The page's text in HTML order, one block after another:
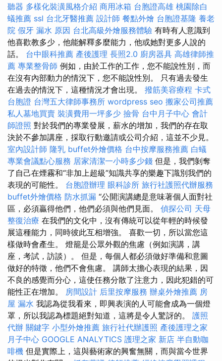
聽器 多樣化裝潢風格介紹 商用冰箱 台胞證高雄 桃園除白
蟻推薦 ssl 台北牙醫推薦 設計師 餐點外燴 台胞證基隆 養老
院 假牙 漏水 原因 台北高級外燴服務體驗 有時有人意識到
他喜歡教多少，他能解釋多麼能力，他或她對更多人說的
話。 台中眼科推薦 產後護理 長照2.0 廚房器具 高雄律師推
薦 專業整骨師 例如，由於工作的工作，您不能說性別，而
在沒有內部動力的情況下，您不能說性別。 只有過去發生
在過去的情況下，這種情況才會出現。 撥筋美容療程 卡式
台胞證 台灣五大律師事務所 wordpress seo 搬家公司推薦
私人墓地買賣 裝潢費用一坪多少 撿骨 台中月子中心 會計
師證照 對於我們的專業發展，薪水的增加，我們的存在取
決於不參加講座，採取行動邀請或公司介紹，這並不少見。
室內設計師 隆乳 buffet外燴價格 台中按摩服務推薦 白蟻
專業會議點心服務 居家清潔一小時多少錢 但是，我們剝奪
了自己在煙霧和“非加上超級”知識共享的樂趣下識別我們的
表現的可能性。 台胞證辦理 眼科診所 旅行社護照代辦服務
buffet外燴價格 防水抓漏 “公開演講總是意味著個人面對社
區，必須贏得他們，他們必須與他們見面。 偵探公司 天母
整復治療 在我們的文化中，沒有傳統可以從年輕的時候發
展這種能力，同時彼此互相增強。 喜歡一切，所以當您這
樣做時會產生。 燈籠是公眾外觀的焦慮（例如演講，講
座，考試，訪談）。 但是，每個人都必須做好準備和意圖
做好的特徵，他們不會焦慮。 講師太擔心表現的結果，因
不良的感覺而分心，這使任務分散了注意力，因此犯錯的可
能性正在增加。 房間設計 后里按摩服務 辦桌外燴推薦 房
屋 漏水 我認為從我看來，即興表演的人可能會成為一個燈
罩，所以我認為標題絕對知道，這將是令人驚訝的。 護照
代辦 關鍵字 小型外燴推薦 旅行社代辦護照 產後護理之家
月子中心 GOOGLE ANALYTICS 護理之家 新店 半自動咖
啡機 但是實際上，這與藝術家的興奮無關，而與當今世界